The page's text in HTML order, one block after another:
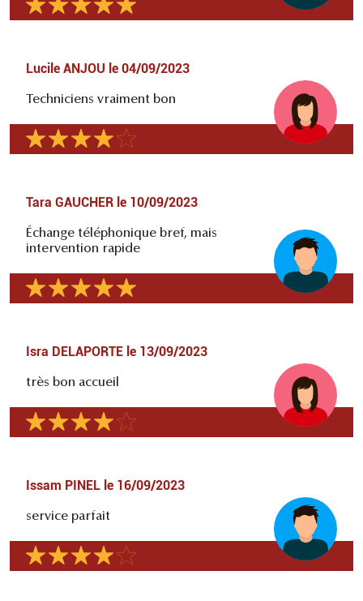
Lucile ANJOU le 04/09/2023
Techniciens vraiment bon
Tara GAUCHER le 10/09/2023
Échange téléphonique bref, mais
intervention rapide
Isra DELAPORTE le 13/09/2023
très bon accueil
Issam PINEL le 16/09/2023
service parfait